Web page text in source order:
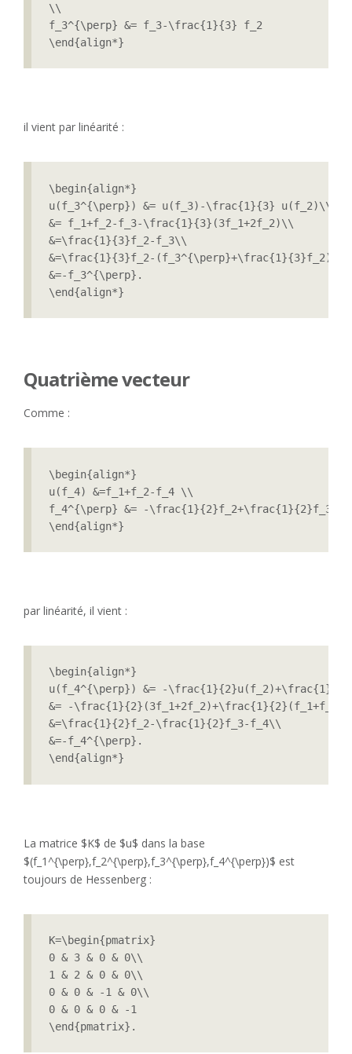
\\
f_3^{\perp} &= f_3-\frac{1}{3} f_2
\end{align*}
il vient par linéarité :
\begin{align*}
u(f_3^{\perp}) &= u(f_3)-\frac{1}{3} u(f_2)\\
&= f_1+f_2-f_3-\frac{1}{3}(3f_1+2f_2)\\
&=\frac{1}{3}f_2-f_3\\
&=\frac{1}{3}f_2-(f_3^{\perp}+\frac{1}{3}f_2)\\
&=-f_3^{\perp}.
Quatrième vecteur
Comme :
\begin{align*}
u(f_4) &=f_1+f_2-f_4 \\
f_4^{\perp} &= -
\end{align*}
par linéarité, il vient :
\begin{align*}
u(f_4^{\perp}) &= -
&= -\frac{1}{2}(3f_1+2f_2)+\frac{1}{2}(f_1+f_2-
&=\frac{1}{2}f_2-\frac{1}{2}f_3-f_4\\
&=-f_4^{\perp}.
\end{align*}
La matrice $K$ de $u$ dans la base
$(f_1^{\perp},f_2^{\perp},f_3^{\perp},f_4^{\perp})$ est
toujours de Hessenberg :
K=\begin{pmatrix}
0 & 3 & 0 & 0\\
1 & 2 & 0 & 0\\
0 & 0 & -1 & 0\\
0 & 0 & 0 & -1
\end{pmatrix}.